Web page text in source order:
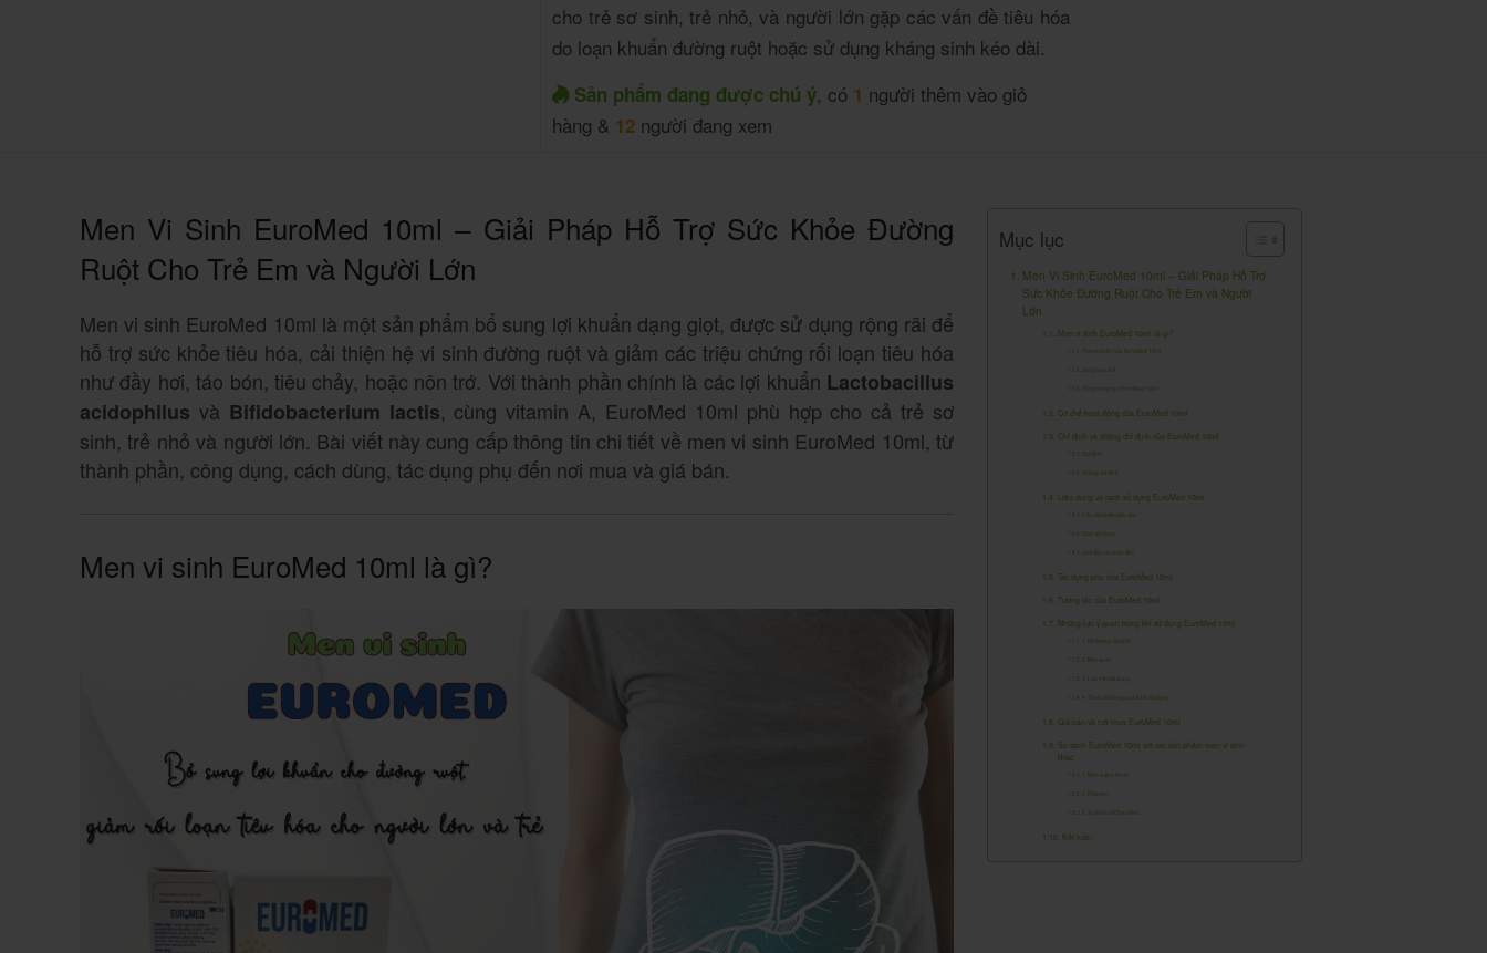
cho trẻ sơ sinh, trẻ nhỏ, và người lớn gặp các vấn đề tiêu hóa
do loạn khuẩn đường ruột hoặc sử dụng kháng sinh kéo dài.
Sản phẩm đang được chú ý, có 1 người thêm vào giỏ
hàng & 12 người đang xem
Men Vi Sinh EuroMed 10ml – Giải Pháp Hỗ Trợ Sức Khỏe Đường
Ruột Cho Trẻ Em và Người Lớn
Men vi sinh EuroMed 10ml là một sản phẩm bổ sung lợi khuẩn dạng giọt, được sử dụng rộng rãi để
hỗ trợ sức khỏe tiêu hóa, cải thiện hệ vi sinh đường ruột và giảm các triệu chứng rối loạn tiêu hóa
như đầy hơi, táo bón, tiêu chảy, hoặc nôn trớ. Với thành phần chính là các lợi khuẩn Lactobacillus
acidophilus và Bifidobacterium lactis, cùng vitamin A, EuroMed 10ml phù hợp cho cả trẻ sơ
sinh, trẻ nhỏ và người lớn. Bài viết này cung cấp thông tin chi tiết về men vi sinh EuroMed 10ml, từ
thành phần, công dụng, cách dùng, tác dụng phụ đến nơi mua và giá bán.
Men vi sinh EuroMed 10ml là gì?
Mục lục
Men Vi Sinh EuroMed 10ml – Giải Pháp Hỗ Trợ
Sức Khỏe Đường Ruột Cho Trẻ Em và Người
Lớn
Men vi sinh EuroMed 10ml là gì?
Thành phần của EuroMed 10ml
Dạng bào chế
Công dụng của EuroMed 10ml
Cơ chế hoạt động của EuroMed 10ml
Chỉ định và chống chỉ định của EuroMed 10ml
Chỉ định
Chống chỉ định
Liều dùng và cách sử dụng EuroMed 10ml
Liều dùng khuyến cáo
Cách sử dụng
Quá liều và quên liều
Tác dụng phụ của EuroMed 10ml
Tương tác của EuroMed 10ml
Những lưu ý quan trọng khi sử dụng EuroMed 10ml
1. Đối tượng đặc biệt
2. Bảo quản
3. Lưu ý khi sử dụng
4. Theo dõi trong quá trình sử dụng
Giá bán và nơi mua EuroMed 10ml
So sánh EuroMed 10ml với các sản phẩm men vi sinh
khác
1. Men vi sinh Probi
2. Enterlac
3. So sánh với EuroMed
Kết luận